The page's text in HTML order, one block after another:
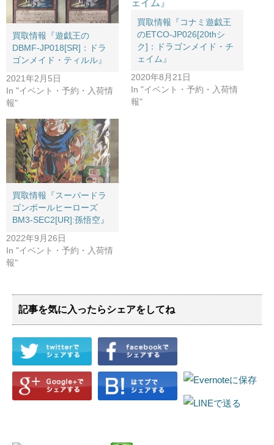
買取情報『遊戯王の
DBMF-JP018[SR]：ドラ
ゴンメイド・ティルル』
2021年2月5日
In "イベント・予約・入荷情
報"
買取情報『コナミ遊戯王
のETCO-JP026[20thシ
ク]：ドラゴンメイド・チ
ェイム』
2020年8月21日
In "イベント・予約・入荷情
報"
買取情報『スーパードラ
ゴンボールヒーローズ
BM3-SEC2[UR]:孫悟空』
2022年9月26日
In "イベント・予約・入荷情
報"
記事を気に入ったらシェアをしてね